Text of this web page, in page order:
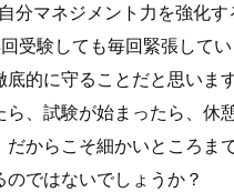
マネジメント力を強化す
験しても毎回緊張してい
的に守ることだと思います
、試験が始まったら、休
からこそ細かいところま
ではないでしょうか？